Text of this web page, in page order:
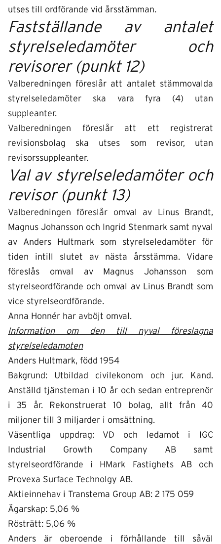
utses till ordförande vid årsstämman.
Fastställande av antalet
styrelseledamöter och
revisorer (punkt 12)
Valberedningen föreslår att antalet stämmovalda
styrelseledamöter ska vara fyra (4) utan
suppleanter.
Valberedningen föreslår att ett registrerat
revisionsbolag ska utses som revisor, utan
revisorssuppleanter.
Val av styrelseledamöter och
revisor (punkt 13)
Valberedningen föreslår omval av Linus Brandt,
Magnus Johansson och Ingrid Stenmark samt nyval
av Anders Hultmark som styrelseledamöter för
tiden intill slutet av nästa årsstämma. Vidare
föreslås omval av Magnus Johansson som
styrelseordförande och omval av Linus Brandt som
vice styrelseordförande.
Anna Honnér har avböjt omval.
Information om den till nyval föreslagna
styrelseledamoten
Anders Hultmark, född 1954
Bakgrund: Utbildad civilekonom och jur. Kand.
Anställd tjänsteman i 10 år och sedan entreprenör
i 35 år. Rekonstruerat 10 bolag, allt från 40
miljoner till 3 miljarder i omsättning.
Väsentliga uppdrag: VD och ledamot i IGC
Industrial Growth Company AB samt
styrelseordförande i HMark Fastighets AB och
Provexa Surface Technolgy AB.
Aktieinnehav i Transtema Group AB: 2 175 059
Ägarskap: 5,06 %
Rösträtt: 5,06 %
Anders är oberoende i förhållande till såväl